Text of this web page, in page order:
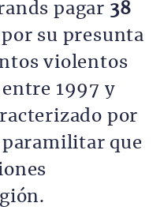
pagar 38
por su presunta
violentos
1997 y
por
que